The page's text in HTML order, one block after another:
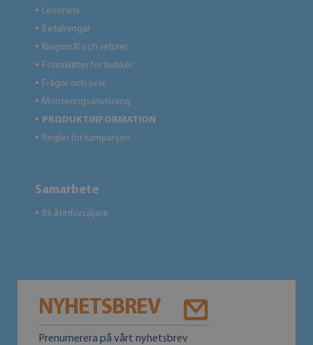
● Leverans
● Betalningar
● Klagomål och returer
● Föreskrifter för butiker
● Frågor och svar
● Monteringsanvisning
● PRODUKTINFORMATION
● Regler för kampanjen
Samarbete
● Bli återförsäljare
NYHETSBREV
Prenumerera på vårt nyhetsbrev